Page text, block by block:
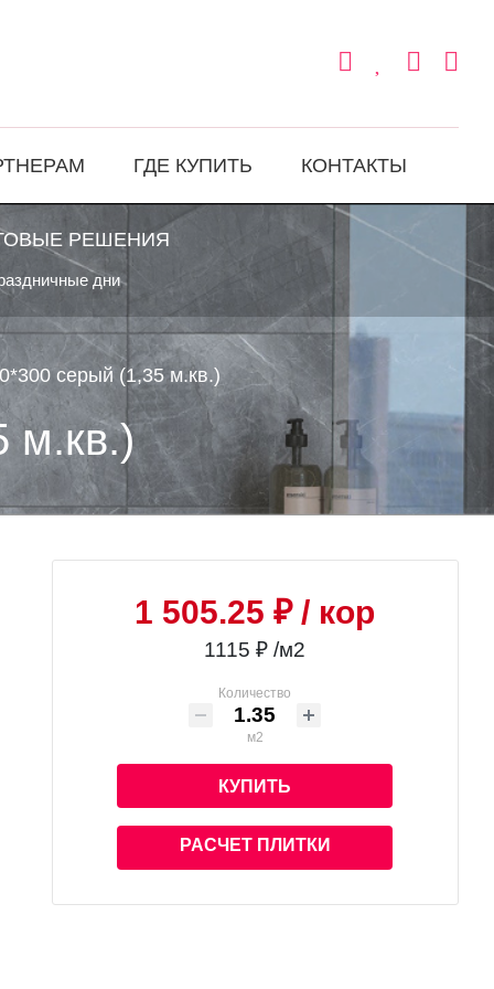
ГДЕ КУПИТЬ КОНТАКТЫ
РЕШЕНИЯ
дни
серый (1,35 м.кв.)
м.кв.)
1 505.25 ₽/ кор
1115 ₽ /м2
Количество
м2
КУПИТЬ
РАСЧЕТ ПЛИТКИ